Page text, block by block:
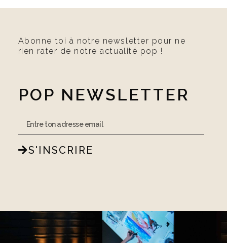
Abonne toi à notre newsletter pour ne
rien rater de notre actualité pop !
POP NEWSLETTER
S'INSCRIRE